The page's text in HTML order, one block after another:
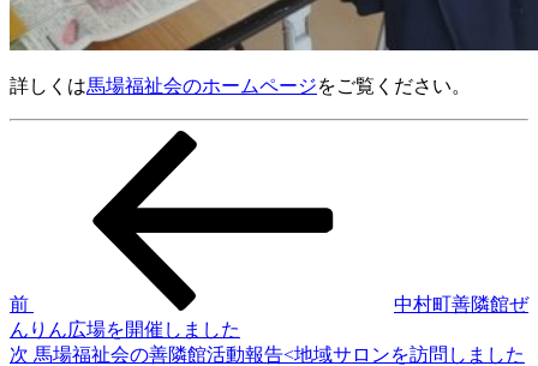
詳しくは馬場福祉会のホームページをご覧ください。
ゲ
ー
前
中村町善隣館ぜ
んりん広場を開催しました
次
次 馬場福祉会の善隣館活動報告<地域サロンを訪問しました